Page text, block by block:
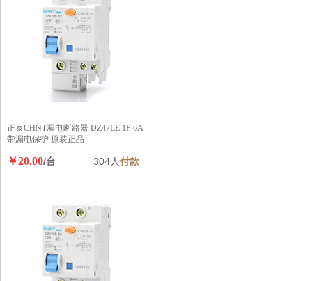
正泰CHNT漏电断路器 DZ47LE 1P 6A
带漏电保护 原装正品
￥20.00/台 304人付款